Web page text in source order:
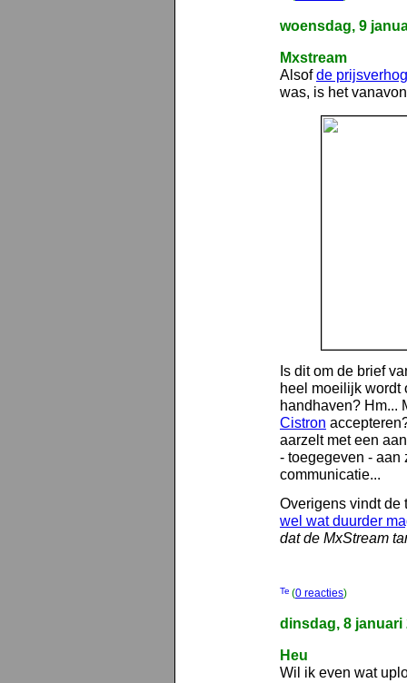
woensdag, 9
Mxstream
Alsofde
was, is het
Is dit om de brief
heel moeilijk wordt
handhaven? Hm...
Cistron
aarzelt met een
- toegegeven - aan
communicatie...
Overigens vindt
wel wat duurder
dat de MxStream
(0 reacties)
dinsdag, 8 januari
Heu
Wil ik even wat